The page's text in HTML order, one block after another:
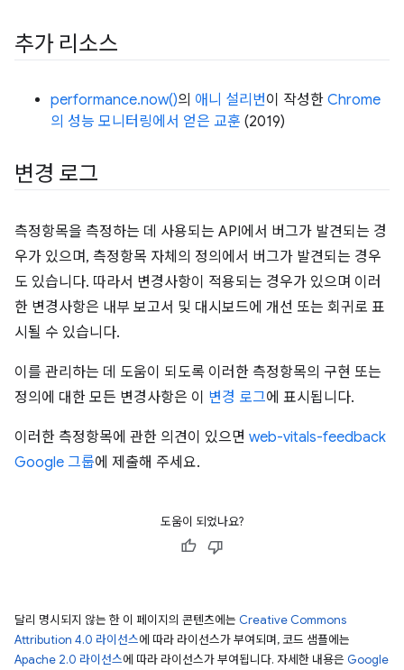
추가 리소스
performance.now()의 애니 설리번이 작성한 Chrome
의 성능 모니터링에서 얻은 교훈 (2019)
변경 로그
측정항목을 측정하는 데 사용되는 API에서 버그가 발견되는 경
우가 있으며, 측정항목 자체의 정의에서 버그가 발견되는 경우
도 있습니다. 따라서 변경사항이 적용되는 경우가 있으며 이러
한 변경사항은 내부 보고서 및 대시보드에 개선 또는 회귀로 표
시될 수 있습니다.
이를 관리하는 데 도움이 되도록 이러한 측정항목의 구현 또는
정의에 대한 모든 변경사항은 이 변경 로그에 표시됩니다.
이러한 측정항목에 관한 의견이 있으면 web-vitals-feedback
Google 그룹에 제출해 주세요.
도움이 되었나요?
달리 명시되지 않는 한 이 페이지의 콘텐츠에는 Creative Commons
Attribution 4.0 라이선스에 따라 라이선스가 부여되며, 코드 샘플에는
Apache 2.0 라이선스에 따라 라이선스가 부여됩니다. 자세한 내용은 Google